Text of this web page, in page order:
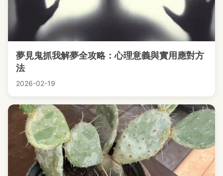
夢見鬼抓我解夢全攻略：心理意義與實用應對方
法
2026-02-19